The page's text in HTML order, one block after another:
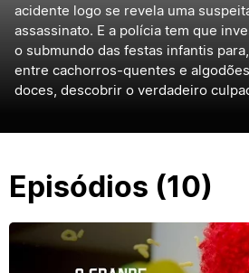
acidente logo se revela uma
assassinato. E a polícia tem que
o submundo das festas infantis para,
entre cachorros-quentes e algodões
doces, descobrir o verdadeiro
Episódios (10)